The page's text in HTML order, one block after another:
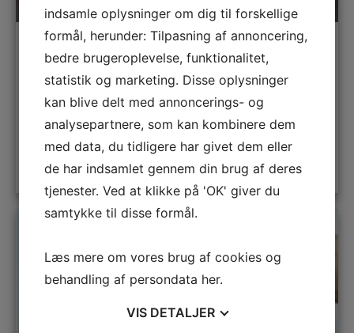
Peter Larsen
Karriere
LÆS MERE
indsamle oplysninger om dig til forskellige
formål, herunder: Tilpasning af annoncering,
bedre brugeroplevelse, funktionalitet,
statistik og marketing. Disse oplysninger
kan blive delt med annoncerings- og
analysepartnere, som kan kombinere dem
med data, du tidligere har givet dem eller
de har indsamlet gennem din brug af deres
tjenester. Ved at klikke på 'OK' giver du
samtykke til disse formål.
Læs mere om vores brug af cookies og
behandling af persondata her.
VIS DETALJER